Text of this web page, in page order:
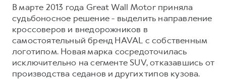
В марте 2013 года Great Wall Motor приняла
судьбоносное решение - выделить направление
кроссоверов и внедорожников в
самостоятельный бренд HAVAL с собственным
логотипом. Новая марка сосредоточилась
исключительно на сегменте SUV, отказавшись от
производства седанов и других типов кузова.